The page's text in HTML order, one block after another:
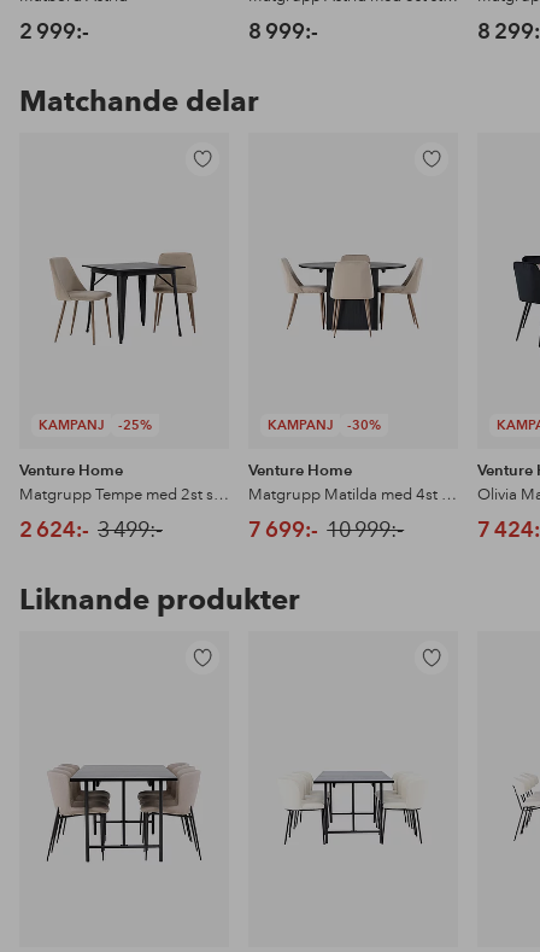
2 999:- 8 999:- 8
Matchande delar
KAMPANJ -25%
Venture Home
Matgrupp Tempe med 2st stolar Night
2 624:- 3 499:-
KAMPANJ -30%
Venture Home
Matgrupp Matilda med 4st stolar Night
7 699:- 10 999:-
Venture
7
Liknande produkter